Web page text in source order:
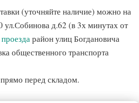
(уточняйте наличие) можно на
ул.Собинова д.62 (в 3х минутах от
район улиц Богдановича
общественного транспорта
перед складом.